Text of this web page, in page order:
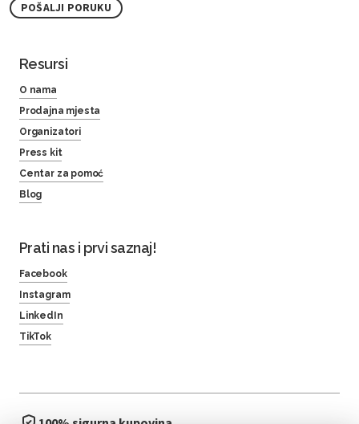
POŠALJI PORUKU
Resursi
O nama
Prodajna mjesta
Organizatori
Press kit
Centar za pomoć
Blog
Prati nas i prvi saznaj!
Facebook
Instagram
LinkedIn
TikTok